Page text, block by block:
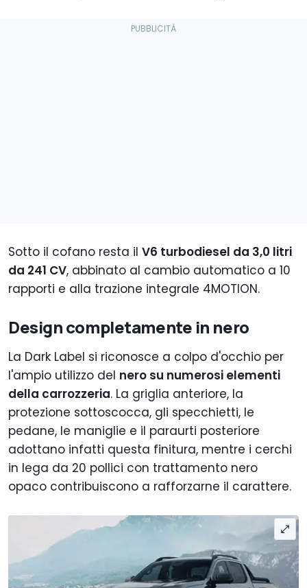
Sotto il cofano resta il V6 turbodiesel da 3,0 litri
da 241 CV, abbinato al cambio automatico a 10
rapporti e alla trazione integrale 4MOTION.
Design completamente in nero
La Dark Label si riconosce a colpo d'occhio per
l'ampio utilizzo del nero su numerosi elementi
della carrozzeria. La griglia anteriore, la
protezione sottoscocca, gli specchietti, le
pedane, le maniglie e il paraurti posteriore
adottano infatti questa finitura, mentre i cerchi
in lega da 20 pollici con trattamento nero
opaco contribuiscono a rafforzarne il carattere.